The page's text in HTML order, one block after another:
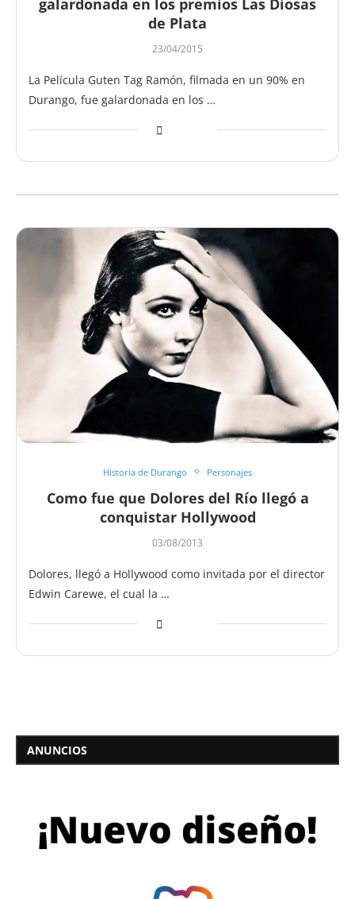
galardonada en los premios Las Diosas
de Plata
23/04/2015
La Película Guten Tag Ramón, filmada en un 90% en
Durango, fue galardonada en los …
Historia de Durango Personajes
Como fue que Dolores del Río llegó a
conquistar Hollywood
03/08/2013
Dolores, llegó a Hollywood como invitada por el director
Edwin Carewe, el cual la …
ANUNCIOS